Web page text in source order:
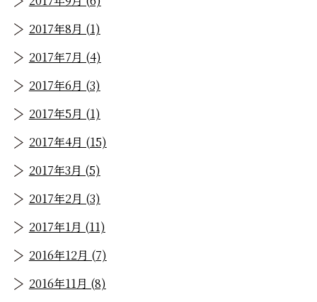
2017年8月 (1)
2017年7月 (4)
2017年6月 (3)
2017年5月 (1)
2017年4月 (15)
2017年3月 (5)
2017年2月 (3)
2017年1月 (11)
2016年12月 (7)
2016年11月 (8)